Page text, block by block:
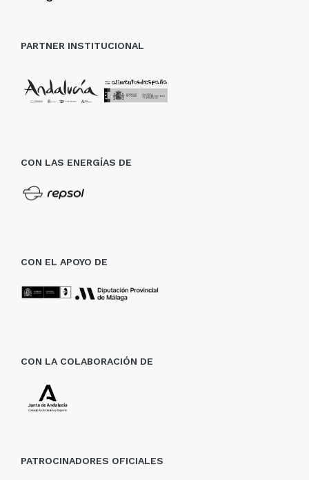
PARTNER INSTITUCIONAL
CON LAS ENERGÍAS DE
CON EL APOYO DE
CON LA COLABORACIÓN DE
PATROCINADORES OFICIALES